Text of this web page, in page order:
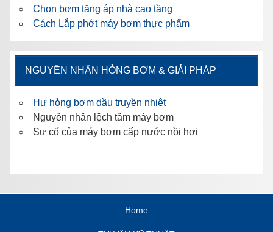
Chọn bơm tăng áp nhà cao tầng
Cách Lắp phớt máy bơm thực phẩm
NGUYÊN NHÂN HỎNG BƠM & GIẢI PHÁP
Hư hỏng bơm dầu truyền nhiệt
Nguyên nhân lệch tâm máy bơm
Sự cố của máy bơm cấp nước nồi hơi
Home